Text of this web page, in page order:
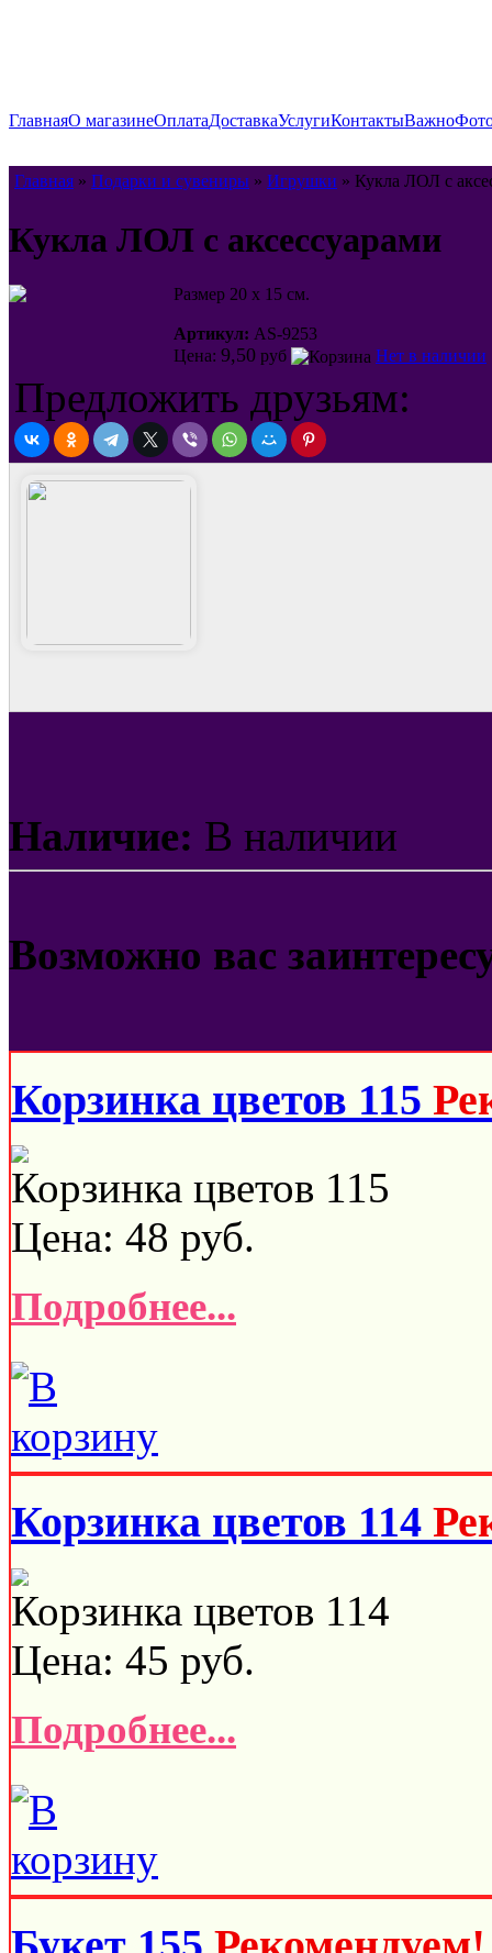
ГлавнаяО магазинеОплатаДоставкаУслугиКонтактыВажно
Главная » Подарки и сувениры » Игрушки » Кукла ЛОЛ с
Кукла ЛОЛ с аксессуарами
Размер 20 х 15 см.
Артикул: AS-9253
Цена: 9,50 руб Нет в наличии
Предложить друзьям:
Наличие: В наличии
Возможно вас
Корзинка цветов 115
Корзинка цветов 115
Цена: 48 руб.
Подробнее...
Корзинка цветов 114
Корзинка цветов 114
Цена: 45 руб.
Подробнее...